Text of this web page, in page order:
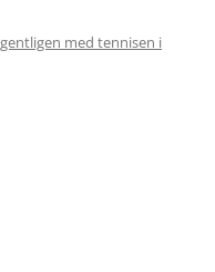
med tennisen i